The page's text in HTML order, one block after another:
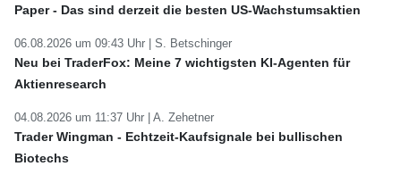
Paper - Das sind derzeit die besten US-Wachstumsaktien
06.08.2026 um 09:43 Uhr | S. Betschinger
Neu bei TraderFox: Meine 7 wichtigsten KI-Agenten für
Aktienresearch
04.08.2026 um 11:37 Uhr | A. Zehetner
Trader Wingman - Echtzeit-Kaufsignale bei bullischen
Biotechs